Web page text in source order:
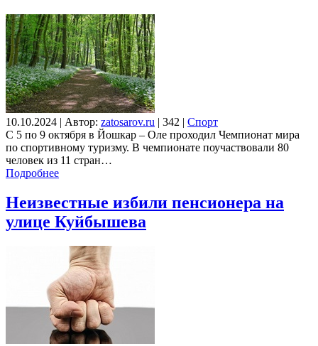
10.10.2024 | Автор: zatosarov.ru | 342 | Спорт
С 5 по 9 октября в Йошкар – Оле проходил Чемпионат мира
по спортивному туризму. В чемпионате поучаствовали 80
человек из 11 стран…
Подробнее
Неизвестные избили пенсионера на
улице Куйбышева